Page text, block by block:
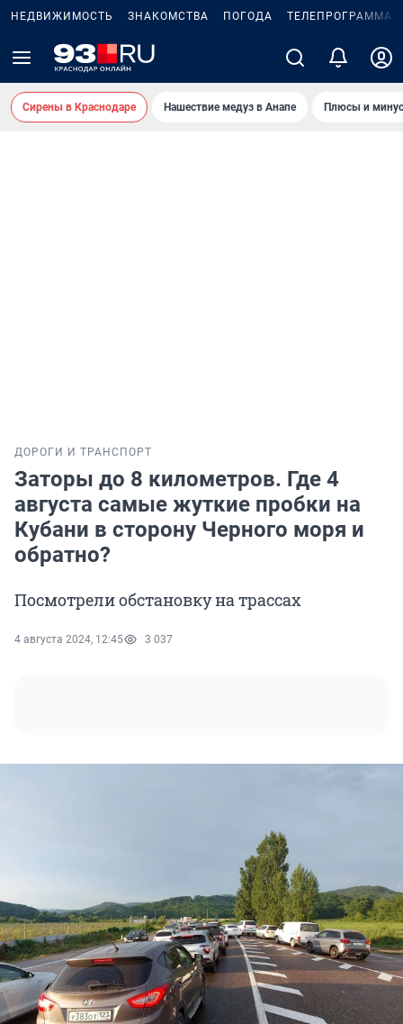
НЕДВИЖИМОСТЬ ЗНАКОМСТВА ПОГОДА ТЕЛЕПРОГРАММА
Сирены в Краснодаре Нашествие медуз в Анапе Плюсы и
ДОРОГИ И ТРАНСПОРТ
Заторы до 8 километров. Где 4
августа самые жуткие пробки на
Кубани в сторону Черного моря и
обратно?
Посмотрели обстановку на трассах
4 августа 2024, 12:45 3 037